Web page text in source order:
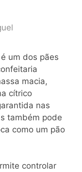
um dos pães
macia,
cítrico
nas
também pode
como um pão
controlar